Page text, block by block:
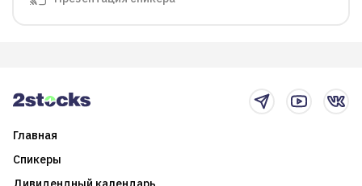
Главная
Спикеры